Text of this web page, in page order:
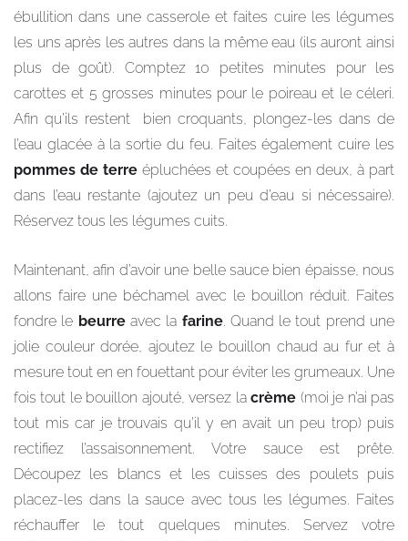
ébullition dans une casserole et faites cuire les légumes
les uns après les autres dans la même eau (ils auront ainsi
plus de goût). Comptez 10 petites minutes pour les
carottes et 5 grosses minutes pour le poireau et le céleri.
Afin qu’ils restent bien croquants, plongez-les dans de
l’eau glacée à la sortie du feu. Faites également cuire les
pommes de terre épluchées et coupées en deux, à part
dans l’eau restante (ajoutez un peu d’eau si nécessaire).
Réservez tous les légumes cuits.
Maintenant, afin d’avoir une belle sauce bien épaisse, nous
allons faire une béchamel avec le bouillon réduit. Faites
fondre le beurreavec la farine. Quand le tout prend une
jolie couleur dorée, ajoutez le bouillon chaud au fur et à
mesure tout en en fouettant pour éviter les grumeaux. Une
fois tout le bouillon ajouté, versez lacrème (moi je n’ai pas
tout mis car je trouvais qu’il y en avait un peu trop) puis
rectifiez l’assaisonnement. Votre sauce est prête.
Découpez les blancs et les cuisses des poulets puis
placez-les dans la sauce avec tous les légumes. Faites
réchauffer le tout quelques minutes. Servez votre